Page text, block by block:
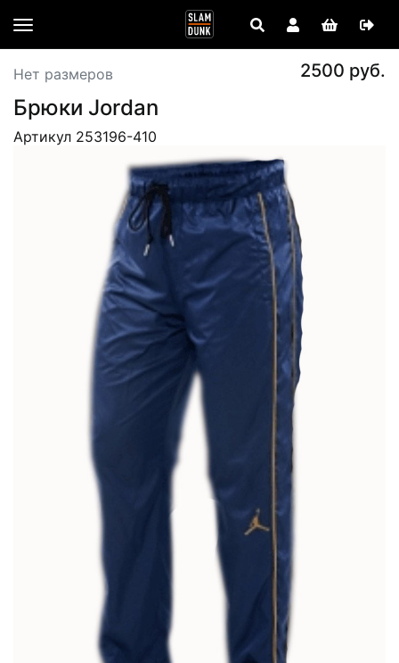
Нет размеров 2500 руб.
Брюки Jordan
Артикул 253196-410